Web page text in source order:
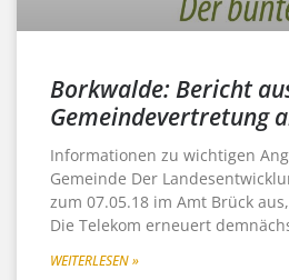
Borkwalde: Bericht
Gemeindevertretung
Informationen zu wichtigen
Gemeinde Der
zum 07.05.18 im Amt Brück
Die Telekom erneuert
WEITERLESEN »